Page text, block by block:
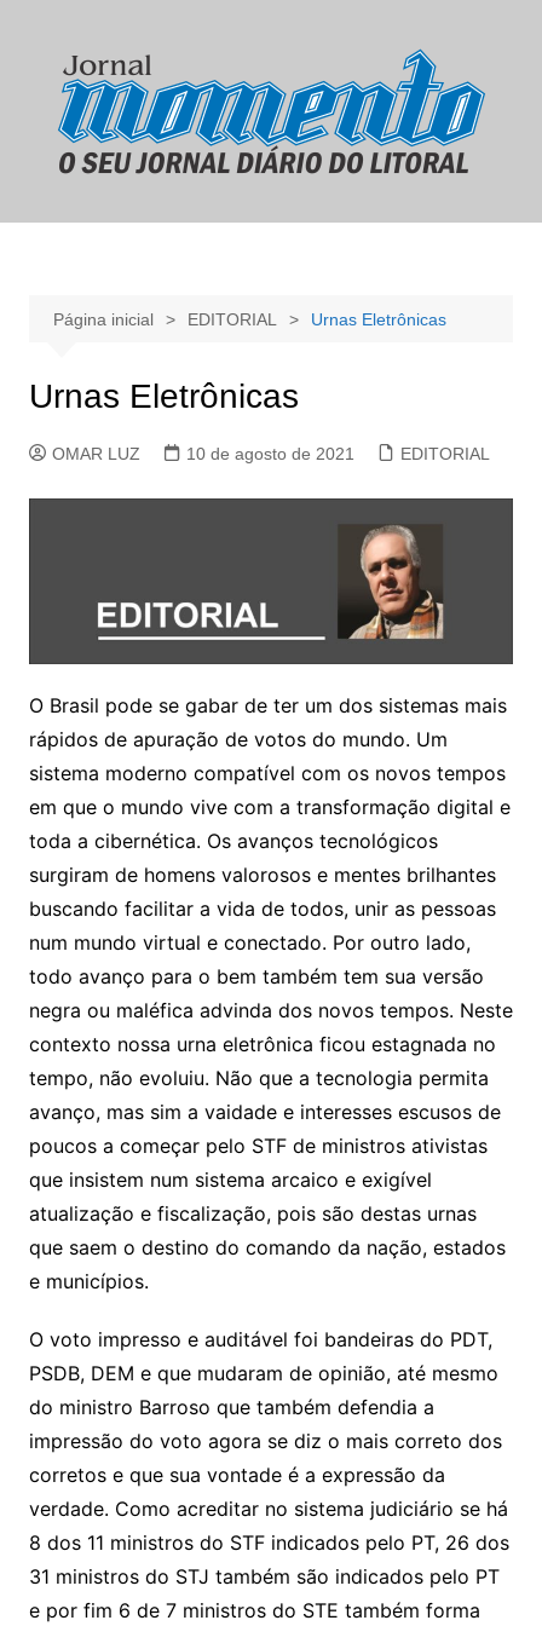
conteúdo
Página inicial EDITORIAL Urnas Eletrônicas
Urnas Eletrônicas
OMAR LUZ 10 de agosto de 2021 EDITORIAL
O Brasil pode se gabar de ter um dos sistemas mais
rápidos de apuração de votos do mundo. Um
sistema moderno compatível com os novos tempos
em que o mundo vive com a transformação digital e
toda a cibernética. Os avanços tecnológicos
surgiram de homens valorosos e mentes brilhantes
buscando facilitar a vida de todos, unir as pessoas
num mundo virtual e conectado. Por outro lado,
todo avanço para o bem também tem sua versão
negra ou maléfica advinda dos novos tempos. Neste
contexto nossa urna eletrônica ficou estagnada no
tempo, não evoluiu. Não que a tecnologia permita
avanço, mas sim a vaidade e interesses escusos de
poucos a começar pelo STF de ministros ativistas
que insistem num sistema arcaico e exigível
atualização e fiscalização, pois são destas urnas
que saem o destino do comando da nação, estados
e municípios.
O voto impresso e auditável foi bandeiras do PDT,
PSDB, DEM e que mudaram de opinião, até mesmo
do ministro Barroso que também defendia a
impressão do voto agora se diz o mais correto dos
corretos e que sua vontade é a expressão da
verdade. Como acreditar no sistema judiciário se há
8 dos 11 ministros do STF indicados pelo PT, 26 dos
31 ministros do STJ também são indicados pelo PT
e por fim 6 de 7 ministros do STE também forma